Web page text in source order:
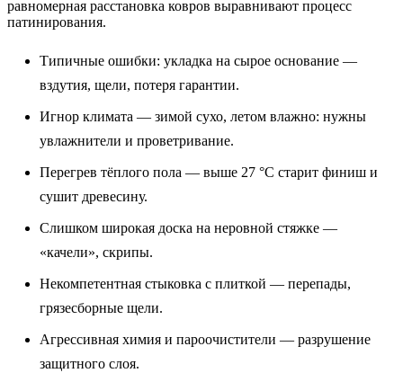
равномерная расстановка ковров выравнивают процесс
патинирования.
Типичные ошибки: укладка на сырое основание —
вздутия, щели, потеря гарантии.
Игнор климата — зимой сухо, летом влажно: нужны
увлажнители и проветривание.
Перегрев тёплого пола — выше 27 °C старит финиш и
сушит древесину.
Слишком широкая доска на неровной стяжке —
«качели», скрипы.
Некомпетентная стыковка с плиткой — перепады,
грязесборные щели.
Агрессивная химия и пароочистители — разрушение
защитного слоя.